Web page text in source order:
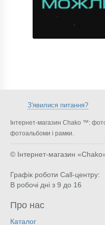
З'явилися питання?
Інтернет-магазин Chako ™:
фотоальбоми і рамки.
© Інтернет-магазин
Графік роботи Call-центру:
В робочі дні з 9 до 16
Про нас
Каталог